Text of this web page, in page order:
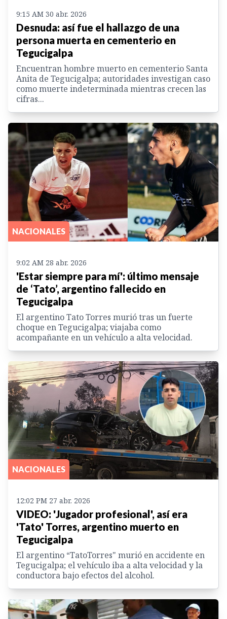
9:15 AM 30 abr. 2026
Desnuda: así fue el hallazgo de una
persona muerta en cementerio en
Tegucigalpa
Encuentran hombre muerto en cementerio Santa
Anita de Tegucigalpa; autoridades investigan caso
como muerte indeterminada mientras crecen las
cifras...
NACIONALES
9:02 AM 28 abr. 2026
'Estar siempre para mí': último mensaje
de ‘Tato’, argentino fallecido en
Tegucigalpa
El argentino Tato Torres murió tras un fuerte
choque en Tegucigalpa; viajaba como
acompañante en un vehículo a alta velocidad.
NACIONALES
12:02 PM 27 abr. 2026
VIDEO: 'Jugador profesional', así era
'Tato' Torres, argentino muerto en
Tegucigalpa
El argentino “TatoTorres" murió en accidente en
Tegucigalpa; el vehículo iba a alta velocidad y la
conductora bajo efectos del alcohol.